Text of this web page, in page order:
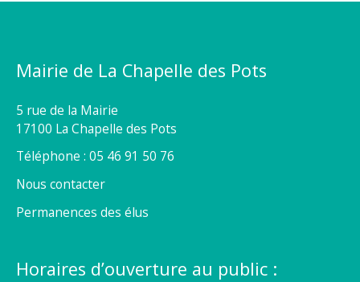
Mairie de La Chapelle des Pots
5 rue de la Mairie
17100 La Chapelle des Pots
Téléphone : 05 46 91 50 76
Nous contacter
Permanences des élus
Horaires d’ouverture au public :